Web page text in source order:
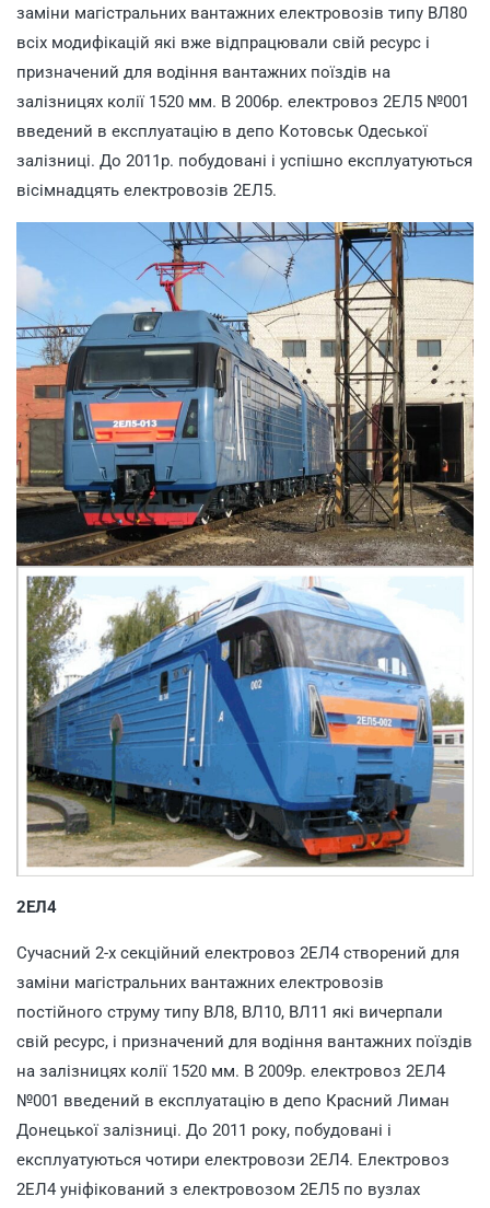
заміни магістральних вантажних електровозів типу ВЛ80
всіх модифікацій які вже відпрацювали свій ресурс і
призначений для водіння вантажних поїздів на
залізницях колії 1520 мм. В 2006р. електровоз 2ЕЛ5 №001
введений в експлуатацію в депо Котовськ Одеської
залізниці. До 2011р. побудовані і успішно експлуатуються
вісімнадцять електровозів 2ЕЛ5.
2ЕЛ4
Сучасний 2-х секційний електровоз 2ЕЛ4 створений для
заміни магістральних вантажних електровозів
постійного струму типу ВЛ8, ВЛ10, ВЛ11 які вичерпали
свій ресурс, і призначений для водіння вантажних поїздів
на залізницях колії 1520 мм. В 2009р. електровоз 2ЕЛ4
№001 введений в експлуатацію в депо Красний Лиман
Донецької залізниці. До 2011 року, побудовані і
експлуатуються чотири електровози 2ЕЛ4. Електровоз
2ЕЛ4 уніфікований з електровозом 2ЕЛ5 по вузлах